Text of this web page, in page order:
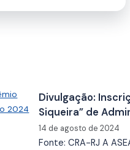
Divulgação:
Siqueira” de
14 de agosto de 2024
Fonte: CRA-RJ A